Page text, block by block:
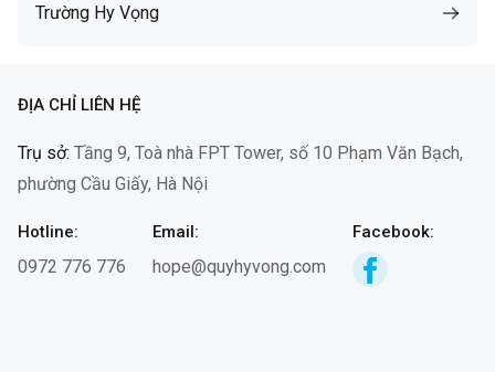
Trường Hy Vọng
ĐỊA CHỈ LIÊN HỆ
Trụ sở: Tầng 9, Toà nhà FPT Tower, số 10 Phạm Văn Bạch,
phường Cầu Giấy, Hà Nội
Hotline:
0972 776 776
Email:
hope@quyhyvong.com
Facebook: